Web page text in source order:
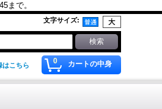
まで。
文字サイズ:
0 カートの中身
はこちら